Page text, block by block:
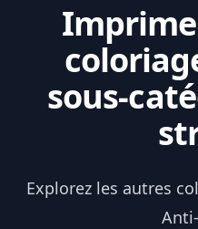
sous-
Explorez les autres